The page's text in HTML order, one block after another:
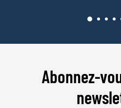
Abonnez-